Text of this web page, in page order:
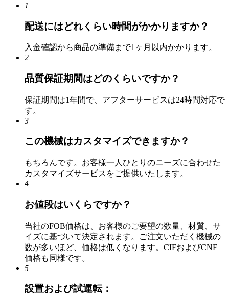
1
配送にはどれくらい時間がかかりますか？
入金確認から商品の準備まで1ヶ月以内かかります。
2
品質保証期間はどのくらいですか？
保証期間は1年間で、アフターサービスは24時間対応で
す。
3
この機械はカスタマイズできますか？
もちろんです。お客様一人ひとりのニーズに合わせた
カスタマイズサービスをご提供いたします。
4
お値段はいくらですか？
当社のFOB価格は、お客様のご要望の数量、材質、サ
イズに基づいて決定されます。ご注文いただく機械の
数が多いほど、価格は低くなります。CIFおよびCNF
価格も同様です。
5
設置および試運転：